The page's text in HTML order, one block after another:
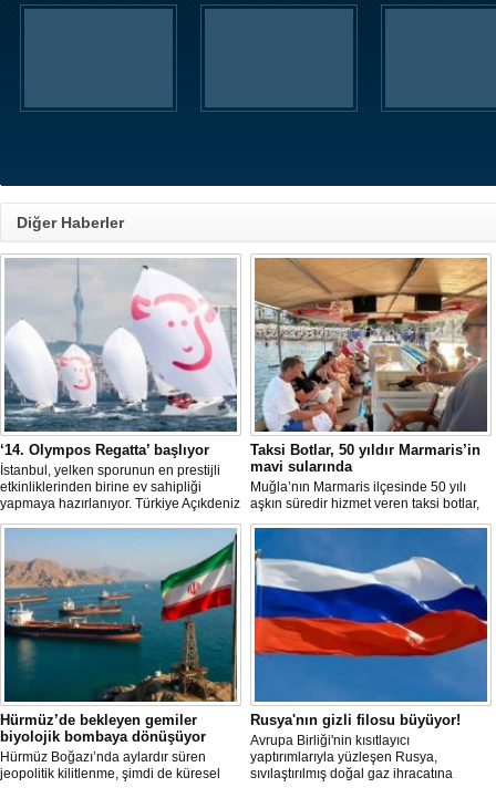
Diğer Haberler
‘14. Olympos Regatta’ başlıyor
İstanbul, yelken sporunun en prestijli
etkinliklerinden birine ev sahipliği
yapmaya hazırlanıyor. Türkiye Açıkdeniz
Yarış Kulübü (TAYK), Türkiye Yelken
birliğiyle hayata geçirilecek olan 14.
TAYK - Eker Olympos Regatta, 7
Ağustos'ta start alacak ve 16 Ağustos'a
kadar deniz tutkunlarını bir araya
getirecek. "Rüzgâ
Taksi Botlar, 50 yıldır Marmaris’in
mavi sularında
Muğla’nın Marmaris ilçesinde 50 yılı
aşkın süredir hizmet veren taksi botlar,
hem ulaşım hem de turistik gezi
Hürmüz’de bekleyen gemiler
biyolojik bombaya dönüşüyor
Hürmüz Boğazı’nda aylardır süren
jeopolitik kilitlenme, şimdi de küresel
Rusya'nın gizli filosu büyüyor!
Avrupa Birliği'nin kısıtlayıcı
yaptırımlarıyla yüzleşen Rusya,
sıvılaştırılmış doğal gaz ihracatına